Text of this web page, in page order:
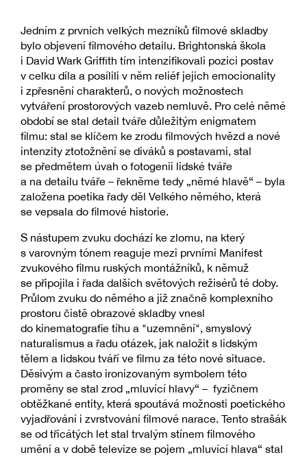
Jedním z prvních velkých mezníků filmové skladby
bylo objevení filmového detailu. Brightonská škola
i David Wark Griffith tím intenzifikovali pozici postav
v celku díla a posílili v něm reliéf jejich emocionality
i zpřesnění charakterů, o nových možnostech
vytváření prostorových vazeb nemluvě. Pro celé němé
období se stal detail tváře důležitým enigmatem
filmu: stal se klíčem ke zrodu filmových hvězd a nové
intenzity ztotožnění se diváků s postavami, stal
se předmětem úvah o fotogenii lidské tváře
a na detailu tváře – řekněme tedy „němé hlavě“ – byla
založena poetika řady děl Velkého němého, která
se vepsala do filmové historie.
S nástupem zvuku dochází ke zlomu, na který
s varovným tónem reaguje mezi prvními Manifest
zvukového filmu ruských montážníků, k němuž
se připojila i řada dalších světových režisérů té doby.
Průlom zvuku do němého a již značně komplexního
prostoru čistě obrazové skladby vnesl
do kinematografie tíhu a "uzemnění", smyslový
naturalismus a řadu otázek, jak naložit s lidským
tělem a lidskou tváří ve filmu za této nové situace.
Děsivým a často ironizovaným symbolem této
proměny se stal zrod „mluvící hlavy“ – fyzičnem
obtěžkané entity, která spoutává možnosti poetického
vyjadřování i zvrstvování filmové narace. Tento strašák
se od třicátých let stal trvalým stínem filmového
umění a v době televize se pojem „mluvící hlava“ stal